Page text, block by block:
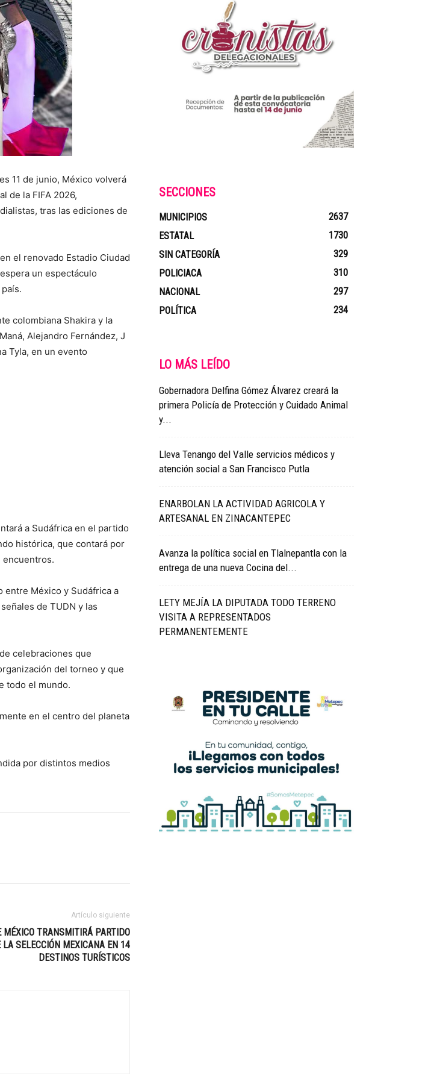
11 de junio, México volverá
de la FIFA 2026,
tras las ediciones de
el renovado Estadio Ciudad
un espectáculo
colombiana Shakira y la
Alejandro Fernández, J
Tyla, en un evento
a Sudáfrica en el partido
histórica, que contará por
encuentros.
entre México y Sudáfrica a
de TUDN y las
celebraciones que
del torneo y que
todo el mundo.
en el centro del planeta
por distintos medios
Artículo siguiente
MÉXICO TRANSMITIRÁ PARTIDO
LA SELECCIÓN MEXICANA EN 14
DESTINOS TURÍSTICOS
SECCIONES
MUNICIPIOS
2637
ESTATAL
1730
SIN CATEGORÍA
329
POLICIACA
310
NACIONAL
297
POLÍTICA
234
LO MÁS LEÍDO
Gobernadora Delfina Gómez Álvarez creará la
primera Policía de Protección y Cuidado Animal
y...
Lleva Tenango del Valle servicios médicos y
atención social a San Francisco Putla
ENARBOLAN LA ACTIVIDAD AGRICOLA Y
ARTESANAL EN ZINACANTEPEC
Avanza la política social en Tlalnepantla con la
entrega de una nueva Cocina del...
LETY MEJÍA LA DIPUTADA TODO TERRENO
VISITA A REPRESENTADOS
PERMANENTEMENTE